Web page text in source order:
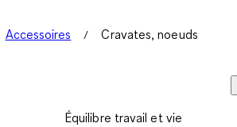
Accessoires
Cravates, noeuds
Équilibre travail et vie